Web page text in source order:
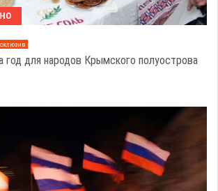
год для народов Крымского полуострова